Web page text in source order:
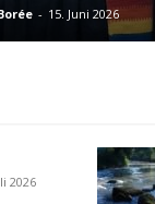
- 15. Juni 2026
2026